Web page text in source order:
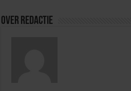
Over redactie